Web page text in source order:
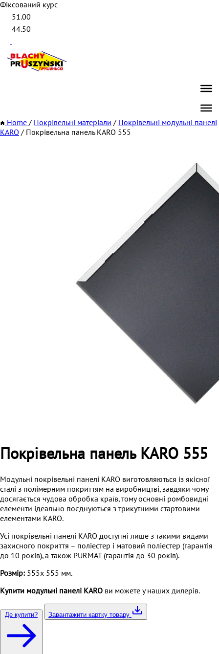
Фіксований курс
51.00
44.50
Home / Покрівельні матеріали / Покрівельні модульні панелі
KARO / Покрівельна панель KARO 555
Покрівельна панель KARO 555
Модульні покрівельні панелі KARO виготовляються із якісної
сталі з полімерним покриттям на виробництві, завдяки чому
досягається чудова обробка країв, тому основні ромбовидні
елементи ідеально поєднуються з трикутними стартовими
елементами KARO.
Усі покрівельні панелі KARO доступні лише з такими видами
захисного покриття – поліестер і матовий поліестер (гарантія
до 10 років), а також PURMAT (гарантія до 30 років).
Розмір: 555х 555 мм.
Купити модульні панелі KARO ви можете у наших дилерів.
Де купити? Завантажити картку товару